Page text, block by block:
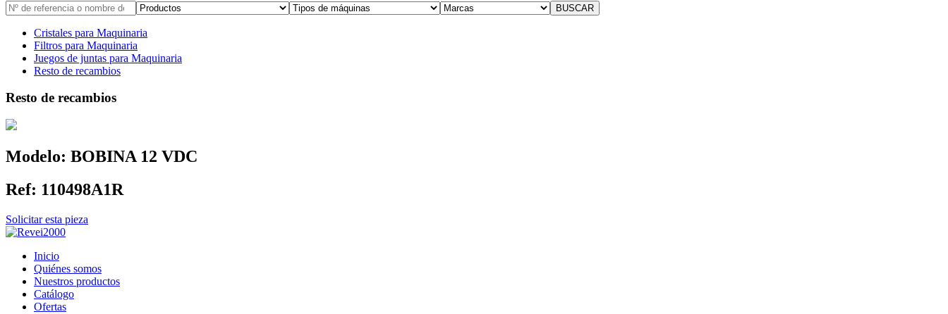
Cristales para Maquinaria
Filtros para Maquinaria
Juegos de juntas para Maquinaria
Resto de recambios
Resto de recambios
Modelo: BOBINA 12 VDC
Ref: 110498A1R
Solicitar esta pieza
Inicio
Quiénes somos
Nuestros productos
Catálogo
Ofertas